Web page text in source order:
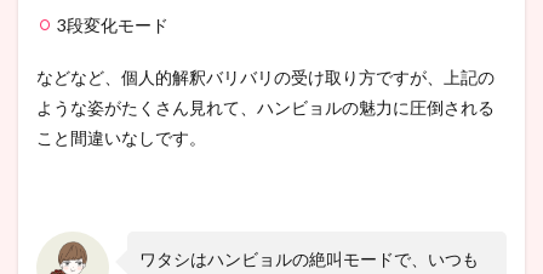
3段変化モード
などなど、個人的解釈バリバリの受け取り方ですが、上記の
ような姿がたくさん見れて、ハンビョルの魅力に圧倒される
こと間違いなしです。
ワタシはハンビョルの絶叫モードで、いつも